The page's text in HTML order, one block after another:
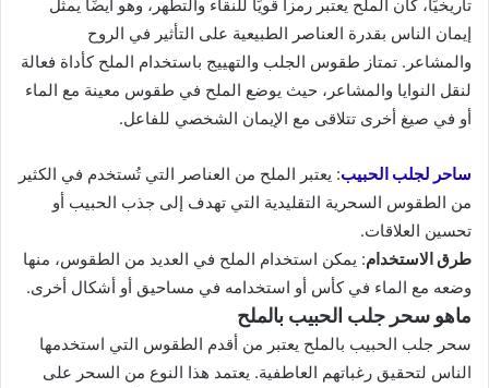
تاريخيًا، كان الملح يعتبر رمزاً قويًا للنقاء والتطهر، وهو أيضًا يمثل
إيمان الناس بقدرة العناصر الطبيعية على التأثير في الروح
والمشاعر. تمتاز طقوس الجلب والتهييج باستخدام الملح كأداة فعالة
لنقل النوايا والمشاعر، حيث يوضع الملح في طقوس معينة مع الماء
أو في صيغ أخرى تتلاقى مع الإيمان الشخصي للفاعل.
ساحر لجلب الحبيب: يعتبر الملح من العناصر التي تُستخدم في الكثير
من الطقوس السحرية التقليدية التي تهدف إلى جذب الحبيب أو
تحسين العلاقات.
طرق الاستخدام: يمكن استخدام الملح في العديد من الطقوس، منها
وضعه مع الماء في كأس أو استخدامه في مساحيق أو أشكال أخرى.
ماهو سحر جلب الحبيب بالملح
سحر جلب الحبيب بالملح يعتبر من أقدم الطقوس التي استخدمها
الناس لتحقيق رغباتهم العاطفية. يعتمد هذا النوع من السحر على